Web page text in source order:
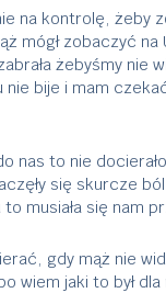
na kontrolę, żeby
mógł zobaczyć
żebyśmy nie
bije i mam
nas to nie
się skurcze
to musiała się
gdy mąż nie
wiem jaki to był